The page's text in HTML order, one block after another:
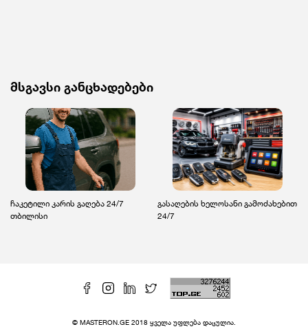
მსგავსი განცხადებები
ჩაკეტილი კარის გაღება 24/7
თბილისი
გასაღების ხელოსანი გამოძახებით
24/7
© MASTERON.GE 2018 ყველა უფლება დაცულია.